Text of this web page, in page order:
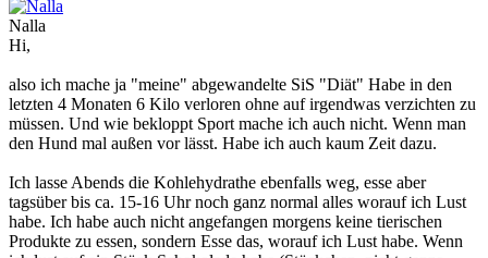
Nalla
Hi,
also ich mache ja "meine" abgewandelte SiS "Diät" Habe in den
letzten 4 Monaten 6 Kilo verloren ohne auf irgendwas verzichten zu
müssen. Und wie bekloppt Sport mache ich auch nicht. Wenn man
den Hund mal außen vor lässt. Habe ich auch kaum Zeit dazu.
Ich lasse Abends die Kohlehydrathe ebenfalls weg, esse aber
tagsüber bis ca. 15-16 Uhr noch ganz normal alles worauf ich Lust
habe. Ich habe auch nicht angefangen morgens keine tierischen
Produkte zu essen, sondern Esse das, worauf ich Lust habe. Wenn